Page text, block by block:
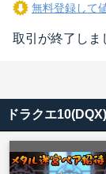
無料登録して
取引が終了しま
ドラクエ